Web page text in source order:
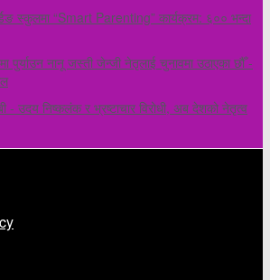
स्कुलमा “Smart Parenting” कार्यक्रम: ६०० भन्दा
नानू जस्ती जेन्जी नेतृलाई चुनावमा उठाएका छौँ -
- उदय निष्कलंक र भ्रष्टाचार विरोधी, अब देशको नेतृत्व